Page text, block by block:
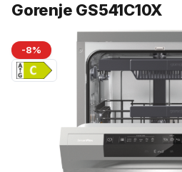
-8%
Gorenje GS541C10X